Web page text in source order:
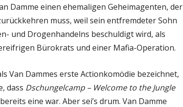
Damme einen ehemaligen Geheimagenten, der
muss, weil sein entfremdeter Sohn
und Drogenhandelns beschuldigt wird, als
Bürokrats und einer Mafia-Operation.
Van Dammes erste Actionkomödie bezeichnet,
dass Dschungelcamp – Welcome to the Jungle
eine war. Aber sei’s drum. Van Damme